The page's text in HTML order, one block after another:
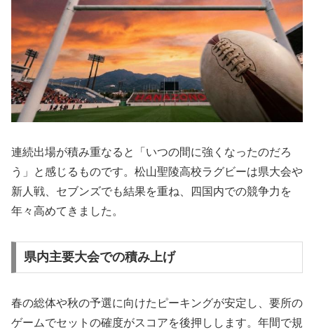
連続出場が積み重なると「いつの間に強くなったのだろ
う」と感じるものです。松山聖陵高校ラグビーは県大会や
新人戦、セブンズでも結果を重ね、四国内での競争力を
年々高めてきました。
県内主要大会での積み上げ
春の総体や秋の予選に向けたピーキングが安定し、要所の
ゲームでセットの確度がスコアを後押しします。年間で規